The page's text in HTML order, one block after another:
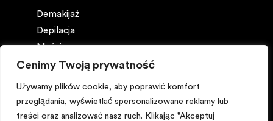
Cenimy Twoją prywatność
Używamy plików cookie, aby poprawić komfort
przeglądania, wyświetlać spersonalizowane reklamy lub
treści oraz analizować nasz ruch. Klikając "Akceptuj
Demakijaż
Depilacja
Maści
Ochrona ciała